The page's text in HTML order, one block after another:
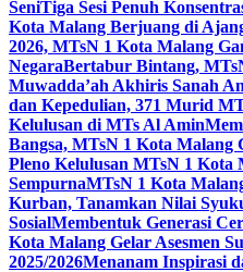
SeniTiga Sesi Penuh
Kota Malang Berjuang di
2026, MTsN 1 Kota Malang
NegaraBertabur Bintang,
Muwadda’ah Akhiris Sanah
dan Kepedulian, 371 Murid
Kelulusan di MTs Al Amin
Bangsa, MTsN 1 Kota Malang
Pleno Kelulusan MTsN 1
SempurnaMTsN 1 Kota
Kurban, Tanamkan Nilai
SosialMembentuk Generasi
Kota Malang Gelar Asesmen
2025/2026Menanam Inspirasi